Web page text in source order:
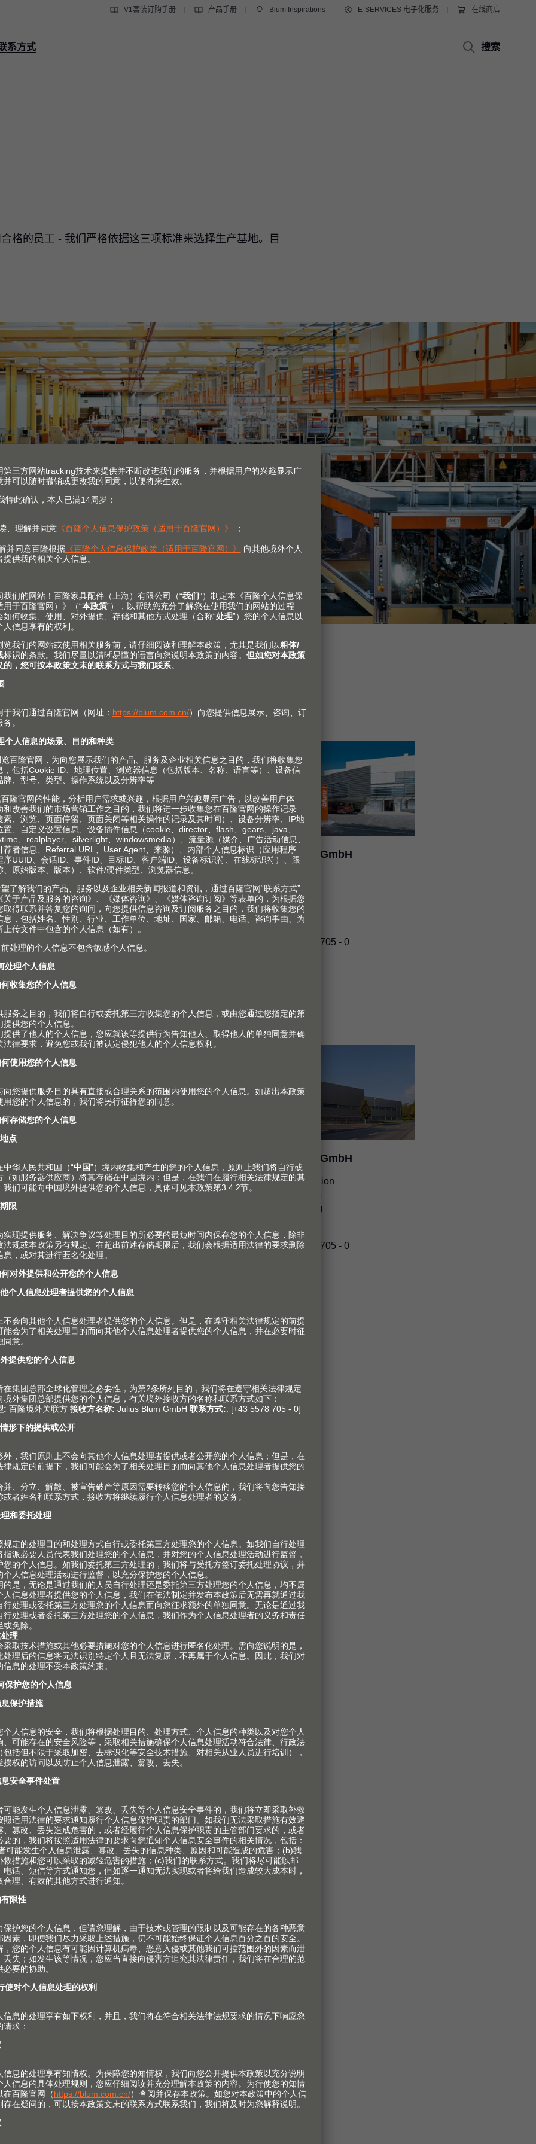
V1套装订购手册 产品手册 Blum Inspirations E-SERVICES 电子化服务 在线商店
系方式 搜索
格的员工 - 我们严格依据这三项标准来选择生产基地。目
Julius Blum GmbH
Werk 2
Industriestrasse 1
6973 HÖCHST
AUSTRIA
电话
+43 5578 705 - 0
传真
电子邮箱
抵达线路
Julius Blum GmbH
Landstraße 14
6973 HÖCHST
AUSTRIA
+43 5578 705 - 0
Werk 5 Produktion
电话 +43 5578 705 - 0
抵达线路
Julius Blum GmbH
Werk 6 Produktion
6974 GAISSAU
电话 +43 5578 705 - 0
Julius Blum GmbH
Werk 8 Produktion
Johann-Baptist-Salzmann-Straße 1
6850 DORNBIRN
AUSTRIA
电话
抵达线路